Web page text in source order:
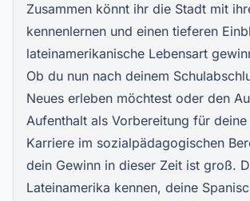
Zusammen könnt ihr die Stadt mit
kennenlernen und einen tieferen
lateinamerikanische Lebensart
Ob du nun nach deinem
Neues erleben möchtest oder den
Aufenthalt als Vorbereitung für
Karriere im sozialpädagogischen
dein Gewinn in dieser Zeit ist groß.
Lateinamerika kennen, deine